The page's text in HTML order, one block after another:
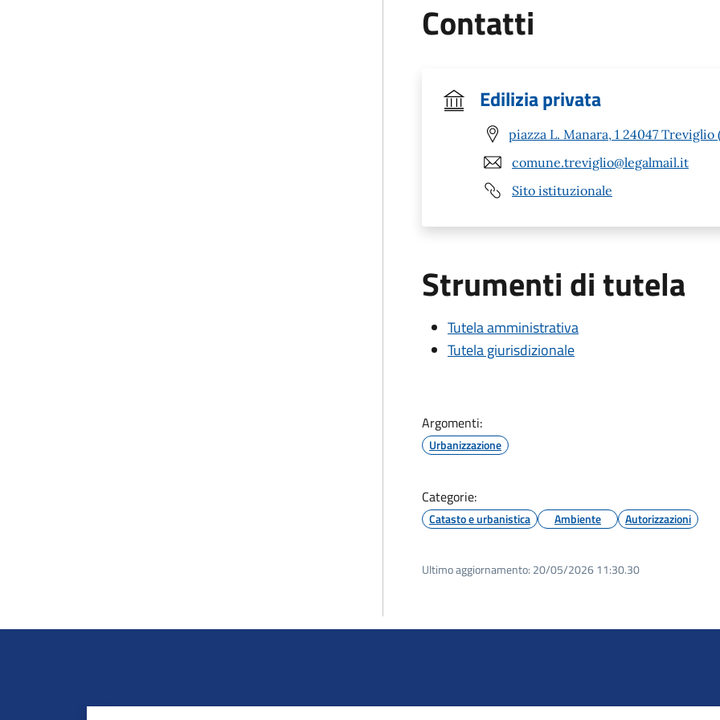
Contatti
Edilizia privata
piazza L. Manara, 1 24047 Treviglio
comune.treviglio@legalmail.it
Sito istituzionale
Strumenti di tutela
Tutela amministrativa
Tutela giurisdizionale
Argomenti:
Urbanizzazione
Categorie:
Catasto e urbanistica Ambiente Autorizzazioni
Ultimo aggiornamento: 20/05/2026 11:30.30